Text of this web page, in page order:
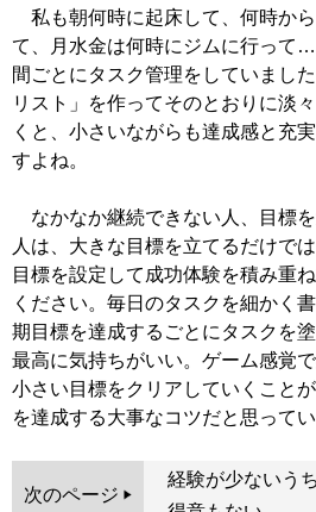
私も朝何時に起床して、何時か
て、月水金は何時にジムに行って
間ごとにタスク管理をしていまし
リスト」を作ってそのとおりに淡
くと、小さいながらも達成感と充
すよね。
なかなか継続できない人、目標
人は、大きな目標を立てるだけで
目標を設定して成功体験を積み重
ください。毎日のタスクを細かく
期目標を達成するごとにタスクを塗
最高に気持ちがいい。ゲーム感覚
小さい目標をクリアしていくこと
を達成する大事なコツだと思ってい
次のページ
経験が少ないう